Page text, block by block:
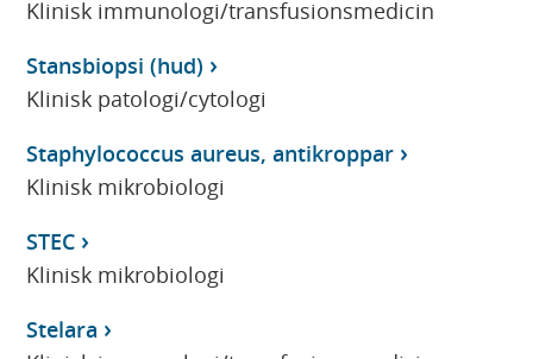
Klinisk immunologi/transfusionsmedicin
Stansbiopsi (hud)
Klinisk patologi/cytologi
Staphylococcus aureus, antikroppar
Klinisk mikrobiologi
STEC
Klinisk mikrobiologi
Stelara